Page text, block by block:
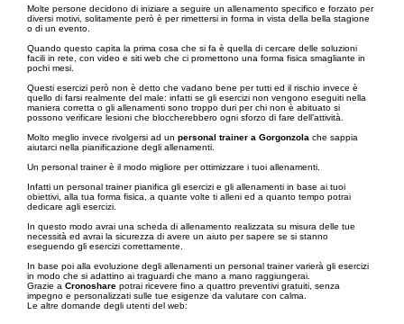
Molte persone decidono di iniziare a seguire un allenamento specifico e forzato per
diversi motivi, solitamente però è per rimettersi in forma in vista della bella stagione
o di un evento.
Quando questo capita la prima cosa che si fa è quella di cercare delle soluzioni
facili in rete, con video e siti web che ci promettono una forma fisica smagliante in
pochi mesi.
Questi esercizi però non è detto che vadano bene per tutti ed il rischio invece è
quello di farsi realmente del male: infatti se gli esercizi non vengono eseguiti nella
maniera corretta o gli allenamenti sono troppo duri per chi non è abituato si
possono verificare lesioni che bloccherebbero ogni sforzo di fare dell’attività.
Molto meglio invece rivolgersi ad un personal trainer a Gorgonzola che sappia
aiutarci nella pianificazione degli allenamenti.
Un personal trainer è il modo migliore per ottimizzare i tuoi allenamenti.
Infatti un personal trainer pianifica gli esercizi e gli allenamenti in base ai tuoi
obiettivi, alla tua forma fisica, a quante volte ti alleni ed a quanto tempo potrai
dedicare agli esercizi.
In questo modo avrai una scheda di allenamento realizzata su misura delle tue
necessità ed avrai la sicurezza di avere un aiuto per sapere se si stanno
eseguendo gli esercizi correttamente.
In base poi alla evoluzione degli allenamenti un personal trainer varierà gli esercizi
in modo che si adattino ai traguardi che mano a mano raggiungerai.
Grazie a Cronoshare potrai ricevere fino a quattro preventivi gratuiti, senza
impegno e personalizzati sulle tue esigenze da valutare con calma.
Le altre domande degli utenti del web: